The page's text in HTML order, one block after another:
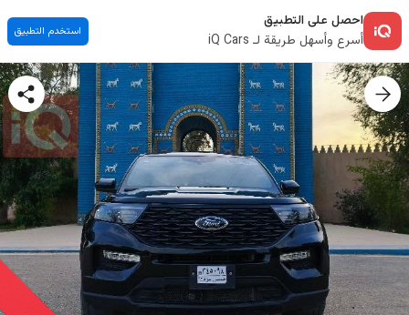
احصل على التطبيق
أسرع وأسهل طريقة لـ iQ Cars
استخدم التطبيق